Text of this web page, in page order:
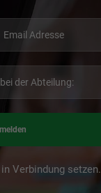
Verbindung setzen.